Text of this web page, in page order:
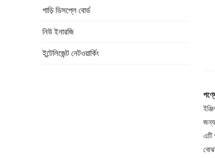
গাড়ি ডিসপ্লে বোর্ড
নিউ ইনারজি
ইন্টেলিজেন্ট নেটওয়ার্কিং
জন্য
এটি